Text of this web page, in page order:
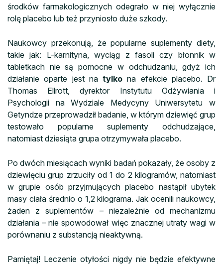
środków farmakologicznych odegrało w niej wyłącznie
rolę placebo lub też przyniosło duże szkody.
Naukowcy przekonują, że popularne suplementy diety,
takie jak: L-karnityna, wyciąg z fasoli czy błonnik w
tabletkach nie są pomocne w odchudzaniu, gdyż ich
działanie oparte jest na tylko na efekcie placebo. Dr
Thomas Ellrott, dyrektor Instytutu Odżywiania i
Psychologii na Wydziale Medycyny Uniwersytetu w
Getyndze przeprowadził badanie, w którym dziewięć grup
testowało popularne suplementy odchudzające,
natomiast dziesiąta grupa otrzymywała placebo.
Po dwóch miesiącach wyniki badań pokazały, że osoby z
dziewięciu grup zrzuciły od 1 do 2 kilogramów, natomiast
w grupie osób przyjmujących placebo nastąpił ubytek
masy ciała średnio o 1,2 kilograma. Jak ocenili naukowcy,
żaden z suplementów – niezależnie od mechanizmu
działania – nie spowodował więc znacznej utraty wagi w
porównaniu z substancją nieaktywną.
Pamiętaj! Leczenie otyłości nigdy nie będzie efektywne